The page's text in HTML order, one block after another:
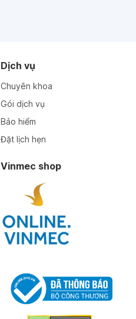
Dịch vụ
Chuyên khoa
Gói dịch vụ
Bảo hiểm
Đặt lịch hẹn
Vinmec shop